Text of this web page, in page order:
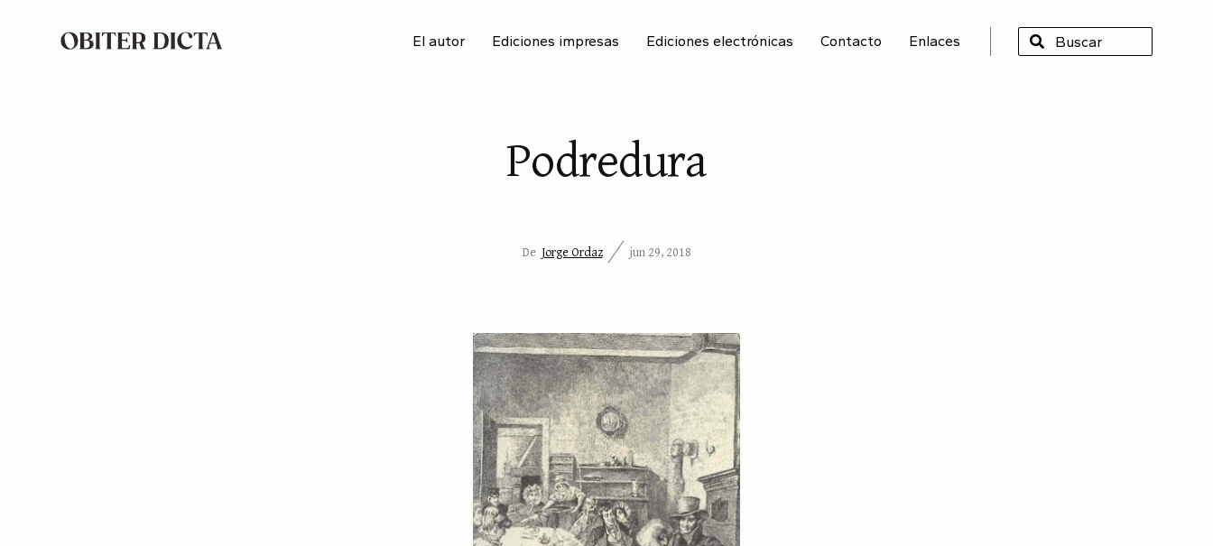
El autor Ediciones impresas Ediciones electrónicas Contacto Enlaces
BUSCAR
Podredura
De Jorge Ordaz jun 29, 2018